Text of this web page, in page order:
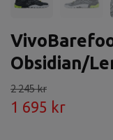
Obsidian/
2 245 kr
1 695 kr